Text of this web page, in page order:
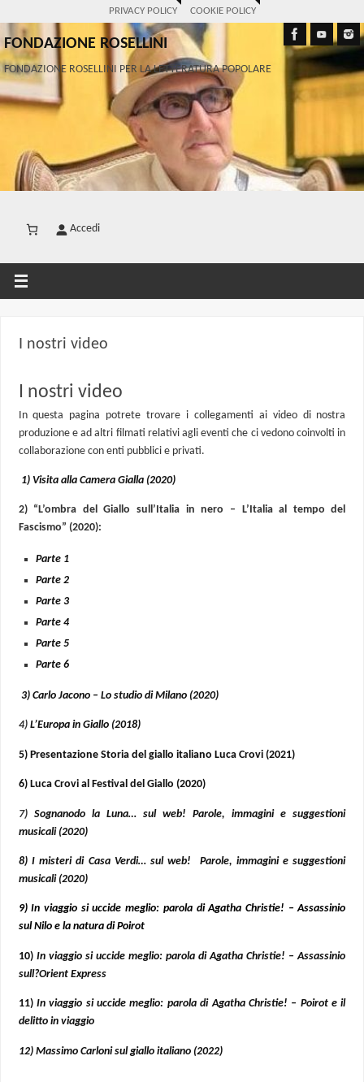
PRIVACY POLICY COOKIE POLICY
FONDAZIONE ROSELLINI
FONDAZIONE ROSELLINI PER LA LETTERATURA POPOLARE
Accedi
I nostri video
I nostri video
In questa pagina potrete trovare i collegamenti ai video di nostra
produzione e ad altri filmati relativi agli eventi che ci vedono coinvolti in
collaborazione con enti pubblici e privati.
1) Visita alla Camera Gialla (2020)
2) “L’ombra del Giallo sull’Italia in nero – L’Italia al tempo del
Fascismo” (2020):
Parte 1
Parte 2
Parte 3
Parte 4
Parte 5
Parte 6
3) Carlo Jacono – Lo studio di Milano (2020)
4) L’Europa in Giallo (2018)
5) Presentazione Storia del giallo italiano Luca Crovi (2021)
6) Luca Crovi al Festival del Giallo (2020)
7) Sognanodo la Luna… sul web! Parole, immagini e suggestioni
musicali (2020)
8) I misteri di Casa Verdi… sul web! Parole, immagini e suggestioni
musicali (2020)
9) In viaggio si uccide meglio: parola di Agatha Christie! – Assassinio
sul Nilo e la natura di Poirot
10) In viaggio si uccide meglio: parola di Agatha Christie! – Assassinio
sull?Orient Express
11) In viaggio si uccide meglio: parola di Agatha Christie! – Poirot e il
delitto in viaggio
12) Massimo Carloni sul giallo italiano (2022)